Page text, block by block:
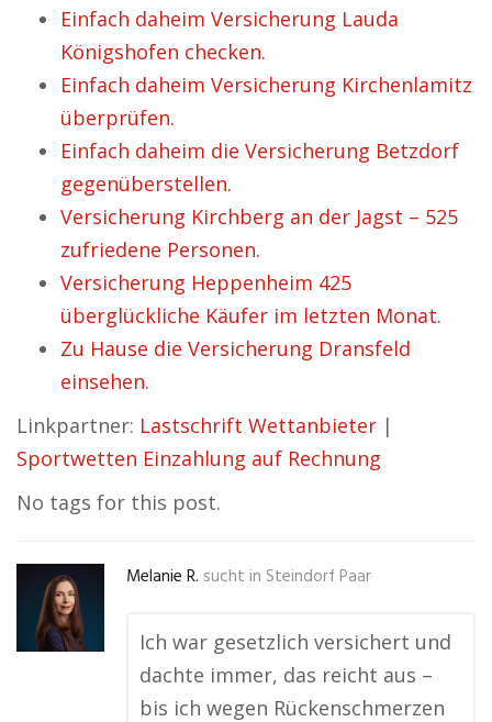
Einfach daheim Versicherung Lauda
Königshofen checken.
Einfach daheim Versicherung Kirchenlamitz
überprüfen.
Einfach daheim die Versicherung Betzdorf
gegenüberstellen.
Versicherung Kirchberg an der Jagst – 525
zufriedene Personen.
Versicherung Heppenheim 425
überglückliche Käufer im letzten Monat.
Zu Hause die Versicherung Dransfeld
einsehen.
Linkpartner: Lastschrift Wettanbieter |
Sportwetten Einzahlung auf Rechnung
No tags for this post.
Melanie R. sucht in Steindorf Paar
Ich war gesetzlich versichert und
dachte immer, das reicht aus –
bis ich wegen Rückenschmerzen